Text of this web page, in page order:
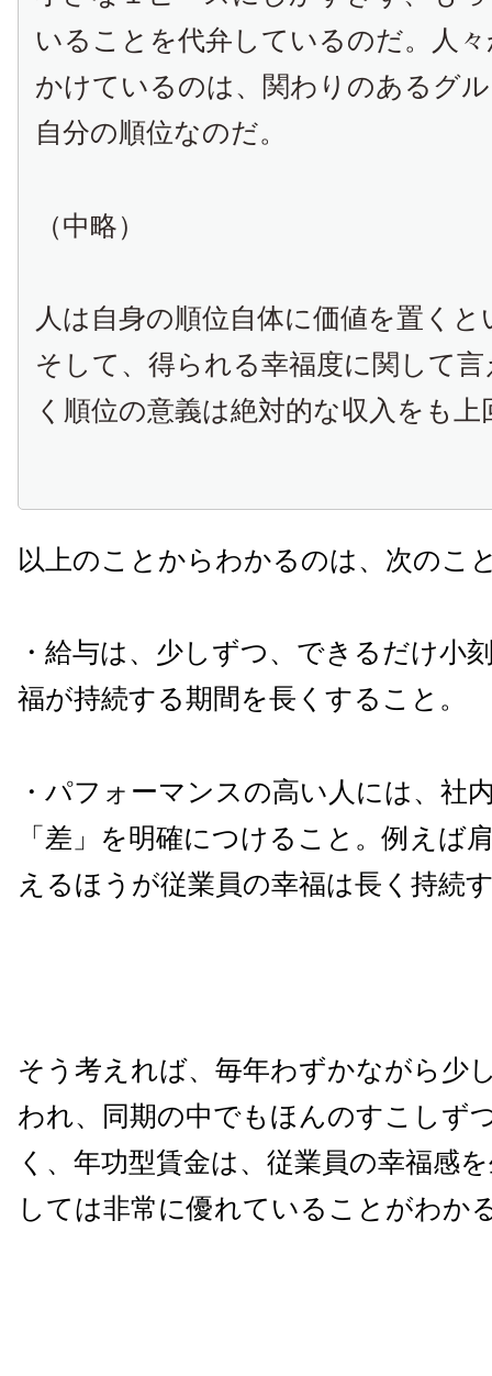
いることを代弁しているのだ。人
かけているのは、関わりのあるグ
自分の順位なのだ。
（中略）
人は自身の順位自体に価値を置く
そして、得られる幸福度に関して
く順位の意義は絶対的な収入をも上
以上のことからわかるのは、次のこ
・給与は、少しずつ、できるだけ小
福が持続する期間を長くすること。
・パフォーマンスの高い人には、社
「差」を明確につけること。例えば
えるほうが従業員の幸福は長く持続
そう考えれば、毎年わずかながら少
われ、同期の中でもほんのすこしず
く、年功型賃金は、従業員の幸福感
しては非常に優れていることがわか